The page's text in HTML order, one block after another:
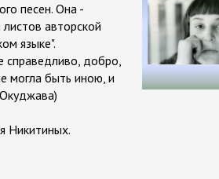
песен. Она -
авторской
языке".
справедливо, добро,
могла быть иною, и
Никитиных.